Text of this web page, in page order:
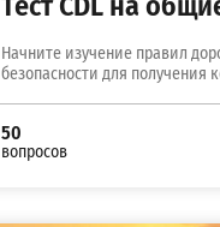
Начните изучение правил
безопасности для получения
50
вопросов